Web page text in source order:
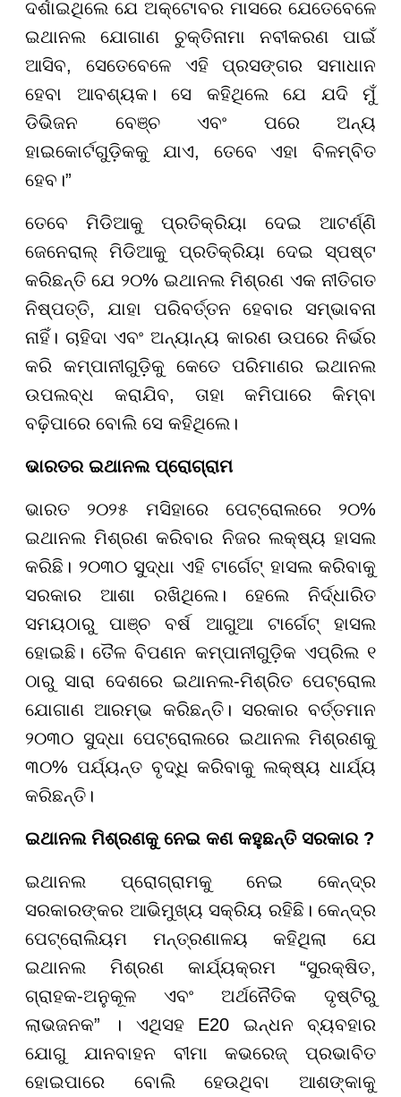
ଦର୍ଶାଇଥିଲେ ଯେ ଅକ୍ଟୋବର ମାସରେ ଯେତେବେଳେ
ଇଥାନଲ ଯୋଗାଣ ଚୁକ୍ତିନାମା ନବୀକରଣ ପାଇଁ
ଆସିବ, ସେତେବେଳେ ଏହି ପ୍ରସଙ୍ଗର ସମାଧାନ
ହେବା ଆବଶ୍ୟକ। ସେ କହିଥିଲେ ଯେ ଯଦି ମୁଁ
ଡିଭିଜନ ବେଞ୍ଚ ଏବଂ ପରେ ଅନ୍ୟ
ହାଇକୋର୍ଟଗୁଡ଼ିକକୁ ଯାଏ, ତେବେ ଏହା ବିଳମ୍ବିତ
ହେବ।”
ତେବେ ମିଡିଆକୁ ପ୍ରତିକ୍ରିୟା ଦେଇ ଆଟର୍ଣ୍ଣି
ଜେନେରାଲ୍ ମିଡିଆକୁ ପ୍ରତିକ୍ରିୟା ଦେଇ ସ୍ପଷ୍ଟ
କରିଛନ୍ତି ଯେ ୨୦% ଇଥାନଲ ମିଶ୍ରଣ ଏକ ନୀତିଗତ
ନିଷ୍ପତ୍ତି, ଯାହା ପରିବର୍ତ୍ତନ ହେବାର ସମ୍ଭାବନା
ନାହିଁ। ଚାହିଦା ଏବଂ ଅନ୍ୟାନ୍ୟ କାରଣ ଉପରେ ନିର୍ଭର
କରି କମ୍ପାନୀଗୁଡ଼ିକୁ କେତେ ପରିମାଣର ଇଥାନଲ
ଉପଲବ୍ଧ କରାଯିବ, ତାହା କମିପାରେ କିମ୍ବା
ବଢ଼ିପାରେ ବୋଲି ସେ କହିଥିଲେ।
ଭାରତର ଇଥାନଲ ପ୍ରୋଗ୍ରାମ
ଭାରତ ୨୦୨୫ ମସିହାରେ ପେଟ୍ରୋଲରେ ୨୦%
ଇଥାନଲ ମିଶ୍ରଣ କରିବାର ନିଜର ଲକ୍ଷ୍ୟ ହାସଲ
କରିଛି। ୨୦୩୦ ସୁଦ୍ଧା ଏହି ଟାର୍ଗେଟ୍ ହାସଲ କରିବାକୁ
ସରକାର ଆଶା ରଖିଥିଲେ। ହେଲେ ନିର୍ଦ୍ଧାରିତ
ସମୟଠାରୁ ପାଞ୍ଚ ବର୍ଷ ଆଗୁଆ ଟାର୍ଗେଟ୍ ହାସଲ
ହୋଇଛି। ତୈଳ ବିପଣନ କମ୍ପାନୀଗୁଡ଼ିକ ଏପ୍ରିଲ ୧
ଠାରୁ ସାରା ଦେଶରେ ଇଥାନଲ-ମିଶ୍ରିତ ପେଟ୍ରୋଲ
ଯୋଗାଣ ଆରମ୍ଭ କରିଛନ୍ତି। ସରକାର ବର୍ତ୍ତମାନ
୨୦୩୦ ସୁଦ୍ଧା ପେଟ୍ରୋଲରେ ଇଥାନଲ ମିଶ୍ରଣକୁ
୩୦% ପର୍ଯ୍ୟନ୍ତ ବୃଦ୍ଧି କରିବାକୁ ଲକ୍ଷ୍ୟ ଧାର୍ଯ୍ୟ
କରିଛନ୍ତି।
ଇଥାନଲ ମିଶ୍ରଣକୁ ନେଇ କଣ କହୁଛନ୍ତି ସରକାର ?
ଇଥାନଲ ପ୍ରୋଗ୍ରାମକୁ ନେଇ କେନ୍ଦ୍ର
ସରକାରଙ୍କର ଆଭିମୁଖ୍ୟ ସକ୍ରିୟ ରହିଛି। କେନ୍ଦ୍ର
ପେଟ୍ରୋଲିୟମ ମନ୍ତ୍ରଣାଳୟ କହିଥିଲା ଯେ
ଇଥାନଲ ମିଶ୍ରଣ କାର୍ଯ୍ୟକ୍ରମ “ସୁରକ୍ଷିତ,
ଗ୍ରାହକ-ଅନୁକୂଳ ଏବଂ ଅର୍ଥନୈତିକ ଦୃଷ୍ଟିରୁ
ଲାଭଜନକ” । ଏଥିସହ E20 ଇନ୍ଧନ ବ୍ୟବହାର
ଯୋଗୁ ଯାନବାହନ ବୀମା କଭରେଜ୍ ପ୍ରଭାବିତ
ହୋଇପାରେ ବୋଲି ହେଉଥିବା ଆଶଙ୍କାକୁ